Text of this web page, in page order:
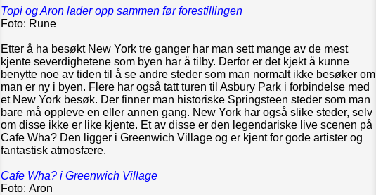
Topi og Aron lader opp sammen før forestillingen
Foto: Rune
Etter å ha besøkt New York tre ganger har man sett mange av de mest
kjente severdighetene som byen har å tilby. Derfor er det kjekt å kunne
benytte noe av tiden til å se andre steder som man normalt ikke besøker om
man er ny i byen. Flere har også tatt turen til Asbury Park i forbindelse med
et New York besøk. Der finner man historiske Springsteen steder som man
bare må oppleve en eller annen gang. New York har også slike steder, selv
om disse ikke er like kjente. Et av disse er den legendariske live scenen på
Cafe Wha? Den ligger i Greenwich Village og er kjent for gode artister og
fantastisk atmosfære.
Cafe Wha? i Greenwich Village
Foto: Aron